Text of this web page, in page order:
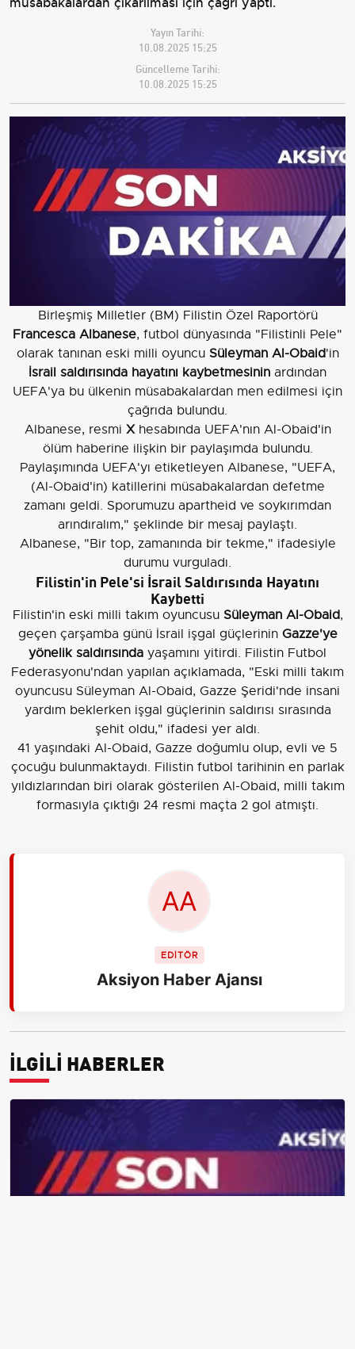
Yayın Tarihi:
10.08.2025 15:25
Güncelleme Tarihi:
10.08.2025 15:25
Birleşmiş Milletler (BM) Filistin Özel Raportörü
Francesca Albanese, futbol dünyasında "Filistinli Pele"
olarak tanınan eski milli oyuncu Süleyman Al-Obaid'in
İsrail saldırısında hayatını kaybetmesinin ardından
UEFA'ya bu ülkenin müsabakalardan men edilmesi için
çağrıda bulundu.
Albanese, resmi Xhesabında UEFA'nın Al-Obaid'in
ölüm haberine ilişkin bir paylaşımda bulundu.
Paylaşımında UEFA'yı etiketleyen Albanese, "UEFA,
(Al-Obaid'in) katillerini müsabakalardan defetme
zamanı geldi. Sporumuzu apartheid ve soykırımdan
arındıralım," şeklinde bir mesaj paylaştı.
Albanese, "Bir top, zamanında bir tekme," ifadesiyle
durumu vurguladı.
Filistin'in Pele'si İsrail Saldırısında Hayatını
Kaybetti
Filistin'in eski milli takım oyuncusu Süleyman Al-Obaid,
geçen çarşamba günü İsrail işgal güçlerinin Gazze'ye
yönelik saldırısında yaşamını yitirdi. Filistin Futbol
Federasyonu'ndan yapılan açıklamada, "Eski milli takım
oyuncusu Süleyman Al-Obaid, Gazze Şeridi'nde insani
yardım beklerken işgal güçlerinin saldırısı sırasında
şehit oldu," ifadesi yer aldı.
41 yaşındaki Al-Obaid, Gazze doğumlu olup, evli ve 5
çocuğu bulunmaktaydı. Filistin futbol tarihinin en parlak
yıldızlarından biri olarak gösterilen Al-Obaid, milli takım
formasıyla çıktığı 24 resmi maçta 2 gol atmıştı.
EDİTÖR
Aksiyon Haber Ajansı
İLGİLİ HABERLER